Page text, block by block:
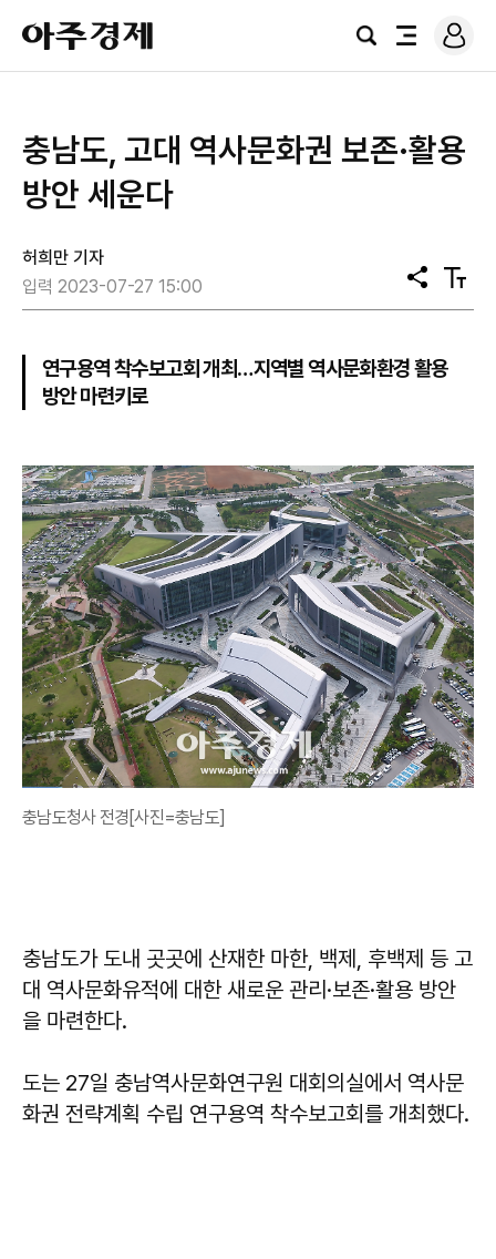
아
주
경
검
전
로
그
충남도, 고대 역사문화권 보존·활용
방안 세운다
허희만 기자
입력 2023-07-27 15:00
공
유
텍
스
연구용역 착수보고회 개최…지역별 역사문화환경 활용
방안 마련키로
충남도청사 전경[사진=충남도]
충남도가 도내 곳곳에 산재한 마한, 백제, 후백제 등 고
대 역사문화유적에 대한 새로운 관리·보존·활용 방안
을 마련한다.
도는 27일 충남역사문화연구원 대회의실에서 역사문
화권 전략계획 수립 연구용역 착수보고회를 개최했다.